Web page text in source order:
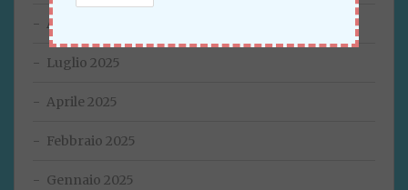
Agosto 2025
Luglio 2025
Aprile 2025
Febbraio 2025
Gennaio 2025